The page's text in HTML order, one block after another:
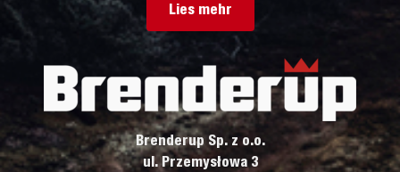
Lies mehr
Brenderup Sp. z o.o.
ul. Przemysłowa 3